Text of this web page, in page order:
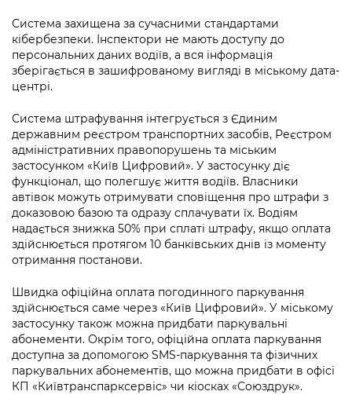
Річні звіти
Гендерна політика
Київська міська військова адміністрація
Безбар'єрність
Портал послуг
Міський застосунок Київ Цифровий
Важливе під час воєнного стану
Публічні дашборди
Система захищена за сучасними стандартами
кібербезпеки. Інспектори не мають доступу до
персональних даних водіїв, а вся інформація
зберігається в зашифрованому вигляді в міському дата-
центрі.
Система штрафування інтегрується з Єдиним
державним реєстром транспортних засобів, Реєстром
адміністративних правопорушень та міським
застосунком «Київ Цифровий». У застосунку діє
функціонал, що полегшує життя водіїв. Власники
автівок можуть отримувати сповіщення про штрафи з
доказовою базою та одразу сплачувати їх. Водіям
надається знижка 50% при сплаті штрафу, якщо оплата
здійснюється протягом 10 банківських днів із моменту
отримання постанови.
Швидка офіційна оплата погодинного паркування
здійснюється саме через «Київ Цифровий». У міському
застосунку також можна придбати паркувальні
абонементи. Окрім того, офіційна оплата паркування
доступна за допомогою SMS-паркування та фізичних
паркувальних абонементів, що можна придбати в офісі
КП «Київтранспарксервіс» чи кіосках «Союздрук».